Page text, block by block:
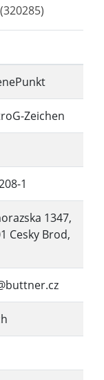
Zeichen
1
1347,
Cesky Brod,